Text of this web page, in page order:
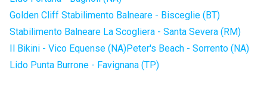
Golden Cliff Stabilimento Balneare - Bisceglie (BT)
Stabilimento Balneare La Scogliera - Santa Severa (RM)
Il Bikini - Vico Equense (NA)Peter's Beach - Sorrento (NA)
Lido Punta Burrone - Favignana (TP)